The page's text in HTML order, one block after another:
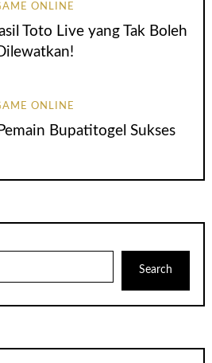
ONLINE
Toto Live yang Tak Boleh
ONLINE
Bupatitogel Sukses
Search